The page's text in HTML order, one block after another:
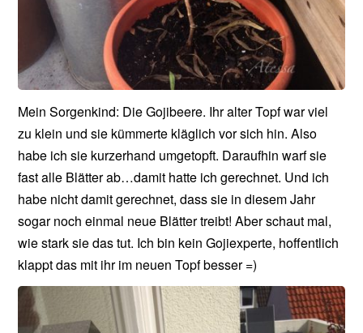
Mein Sorgenkind: Die Gojibeere. Ihr alter Topf war viel
zu klein und sie kümmerte kläglich vor sich hin. Also
habe ich sie kurzerhand umgetopft. Daraufhin warf sie
fast alle Blätter ab…damit hatte ich gerechnet. Und ich
habe nicht damit gerechnet, dass sie in diesem Jahr
sogar noch einmal neue Blätter treibt! Aber schaut mal,
wie stark sie das tut. Ich bin kein Gojiexperte, hoffentlich
klappt das mit ihr im neuen Topf besser =)